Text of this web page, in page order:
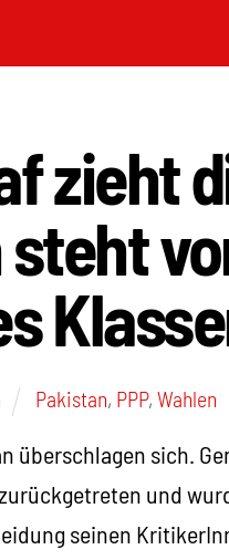
zieht
Pakistan, PPP,Wahlen
überschlagen sich.
und
seinen